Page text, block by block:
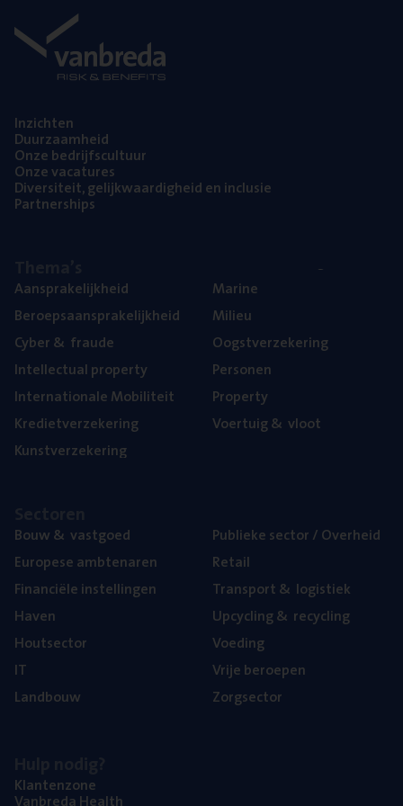
Inzich­ten
Duur­zaam­heid
Onze bedrijfs­cul­tuur
Onze vaca­tu­res
Diver­si­teit, gelijk­waar­dig­heid en inclusie
Part­ner­ships
Aan­spra­ke­lijk­heid
Beroeps­aan­spra­ke­lijk­heid
Cyber& fraude
Intel­lec­tu­al property
Inter­na­ti­o­na­le Mobiliteit
Kre­diet­ver­ze­ke­ring
Kunst­ver­ze­ke­ring
Mari­ne
Mili­eu
Oogst­ver­ze­ke­ring
Per­so­nen
Pro­per­ty
Voer­tuig& vloot
Bouw& vastgoed
Euro­pe­se ambtenaren
Finan­ci­ë­le instellingen
Haven
Hout­sec­tor
IT
Land­bouw
Publie­ke sec­tor / Overheid
Retail
Trans­port& logistiek
Upcy­cling& recycling
Voe­ding
Vrije beroe­pen
Zorg­sec­tor
Klan­ten­zo­ne
Van­b­re­da Health